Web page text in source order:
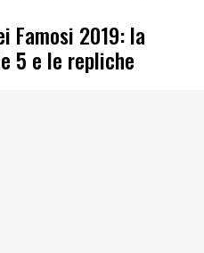
Famosi 2019: la
5 e le repliche